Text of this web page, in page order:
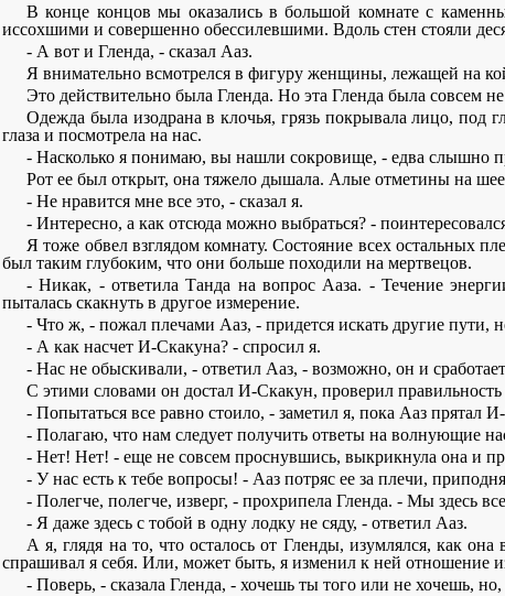
В конце концов мы оказались в большой комнате с
иссохшими и совершенно обессилевшими. Вдоль стен стояли
- А вот и Гленда, - сказал Ааз.
Я внимательно всмотрелся в фигуру женщины, лежащей на
Это действительно была Гленда. Но эта Гленда была совсем
Одежда была изодрана в клочья, грязь покрывала лицо, под
глаза и посмотрела на нас.
- Насколько я понимаю, вы нашли сокровище, - едва слышно
Рот ее был открыт, она тяжело дышала. Алые отметины на шее
- Не нравится мне все это, - сказал я.
- Интересно, а как отсюда можно выбраться? -
Я тоже обвел взглядом комнату. Состояние всех остальных
был таким глубоким, что они больше походили на мертвецов.
- Никак, - ответила Танда на вопрос Ааза. - Течение
пыталась скакнуть в другое измерение.
- Что ж, - пожал плечами Ааз, - придется искать другие пути,
- А как насчет И-Скакуна? - спросил я.
- Нас не обыскивали, - ответил Ааз, - возможно, он и
С этими словами он достал И-Скакун, проверил
- Попытаться все равно стоило, - заметил я, пока Ааз прятал
- Полагаю, что нам следует получить ответы на волнующие
- Нет! Нет! - еще не совсем проснувшись, выкрикнула она и
- У нас есть к тебе вопросы! - Ааз потряс ее за плечи,
- Полегче, полегче, изверг, - прохрипела Гленда. - Мы здесь
- Я даже здесь с тобой в одну лодку не сяду, - ответил Ааз.
А я, глядя на то, что осталось от Гленды, изумлялся, как
спрашивал я себя. Или, может быть, я изменил к ней отношение
- Поверь, - сказала Гленда, - хочешь ты того или не хочешь,